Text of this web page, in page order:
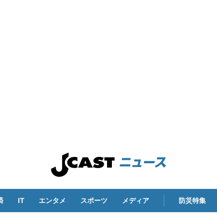
IT エンタメ スポーツ メディア 防災特集